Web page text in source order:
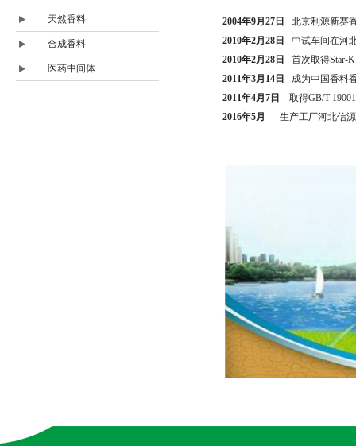
天然香料
合成香料
医药中间体
2004年9月27日
北京利源新赛
2010年2月28日
中试车间在河
2010年2月28日
首次取得Star-
2011年3月14日
成为中国香料
2011年4月7日
取得GB/T
2016年5月
生产工厂河北信源